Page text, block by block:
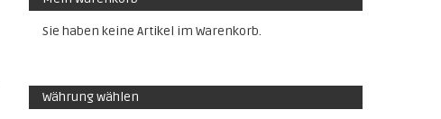
Sie haben keine Artikel im Warenkorb.
Währung wählen